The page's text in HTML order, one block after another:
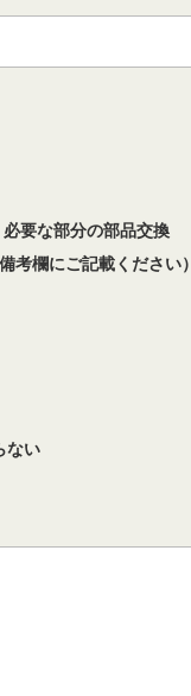
必要な部分の部品交換
考欄にご記載ください）
ない